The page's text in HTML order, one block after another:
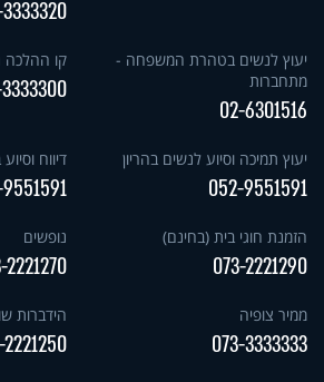
יעוץ לנשים בטהרת המשפחה -
מתחברות
02-6301516
קו ההלכה
יעוץ תמיכה וסיוע לנשים בהריון
052-9551591
דיווח
הזמנת חוגי בית (בחינם)
073-2221290
נופשים
2221270
ממיר צופיה
073-3333333
הידברות